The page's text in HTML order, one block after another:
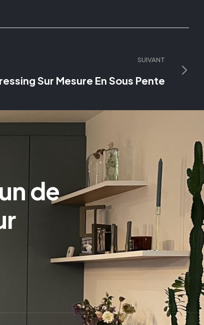
SUIVANT
Sur Mesure En Sous Pente
de